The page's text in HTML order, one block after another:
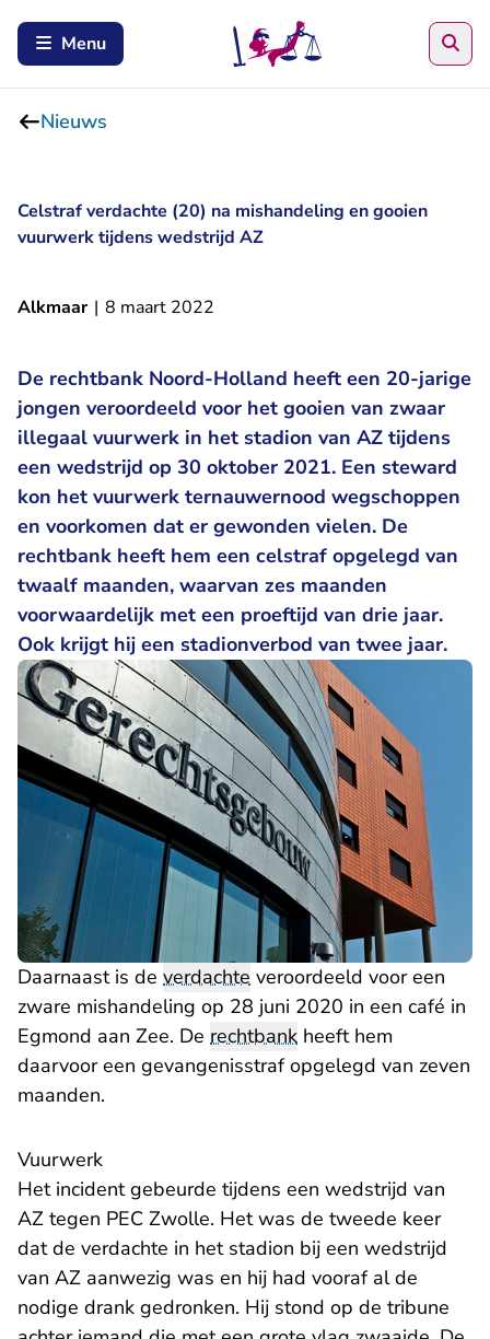
Menu
Nieuws
Celstraf verdachte (20) na mishandeling en gooien
vuurwerk tijdens wedstrijd AZ
Alkmaar | 8 maart 2022
De rechtbank Noord-Holland heeft een 20-jarige
jongen veroordeeld voor het gooien van zwaar
illegaal vuurwerk in het stadion van AZ tijdens
een wedstrijd op 30 oktober 2021. Een steward
kon het vuurwerk ternauwernood wegschoppen
en voorkomen dat er gewonden vielen. De
rechtbank heeft hem een celstraf opgelegd van
twaalf maanden, waarvan zes maanden
voorwaardelijk met een proeftijd van drie jaar.
Ook krijgt hij een stadionverbod van twee jaar.
Daarnaast is de verdachte veroordeeld voor een
zware mishandeling op 28 juni 2020 in een café in
Egmond aan Zee. De rechtbank heeft hem
daarvoor een gevangenisstraf opgelegd van zeven
maanden.
Vuurwerk
Het incident gebeurde tijdens een wedstrijd van
AZ tegen PEC Zwolle. Het was de tweede keer
dat de verdachte in het stadion bij een wedstrijd
van AZ aanwezig was en hij had vooraf al de
nodige drank gedronken. Hij stond op de tribune